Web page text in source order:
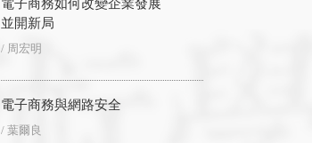
電子商務如何改變企業發展
並開新局
/ 周宏明
電子商務與網路安全
/ 葉爾良